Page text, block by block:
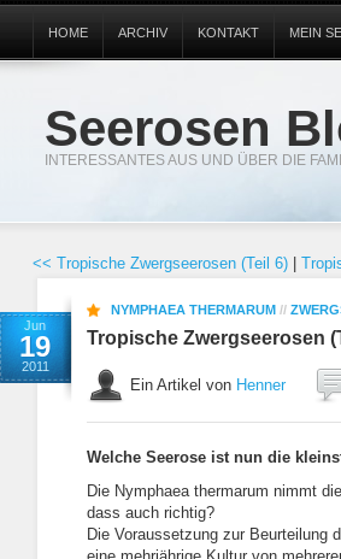
Seerosen
INTERESSANTES AUS UND ÜBER DIE
HOME ARCHIV KONTAKT MEIN
<< Tropische Zwergseerosen (Teil 6)
Jun
19
2011
NYMPHAEA THERMARUM //
Tropische Zwergseerosen
Ein Artikel von Henner
Welche Seerose ist nun die
Die Nymphaea thermarum nimmt
dass auch richtig?
Die Voraussetzung zur Beurteilung